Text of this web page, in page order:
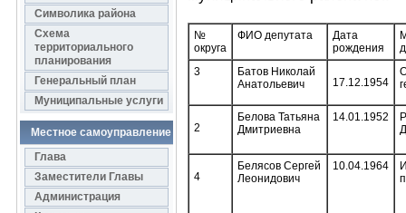
Символика района
Схема
территориального
планирования
Генеральный план
Муниципальные услуги
Местное самоуправление
Глава
Заместители Главы
Администрация
№
округа
ФИО депутата
Дата
рождения
3
Батов Николай
Анатольевич
17.12.1954
2
Белова Татьяна
Дмитриевна
14.01.1952
4
Белясов Сергей
Леонидович
10.04.1964